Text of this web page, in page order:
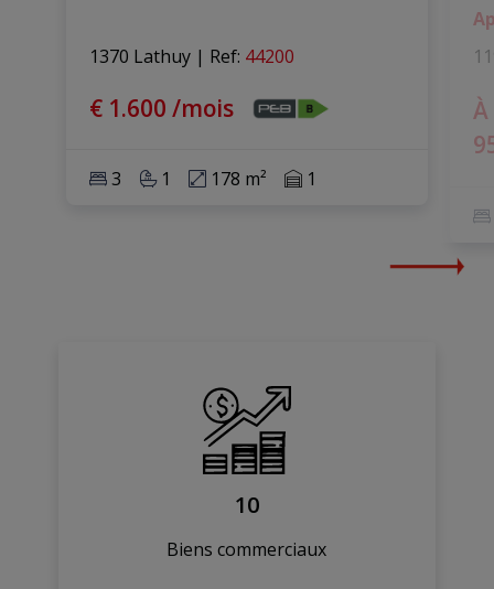
1370 Lathuy | Ref: 44200
€ 1.600 /mois
3 1 178 m² 1
10
Biens commerciaux